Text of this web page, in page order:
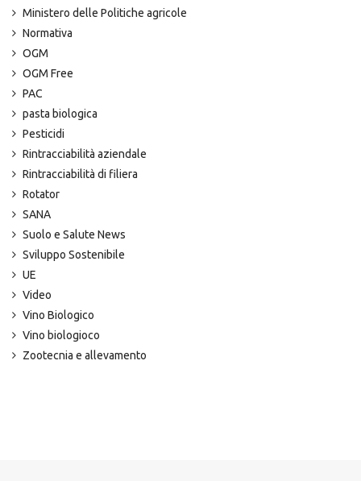
Ministero delle Politiche agricole
Normativa
OGM
OGM Free
PAC
pasta biologica
Pesticidi
Rintracciabilità aziendale
Rintracciabilità di filiera
Rotator
SANA
Suolo e Salute News
Sviluppo Sostenibile
UE
Video
Vino Biologico
Vino biologioco
Zootecnia e allevamento